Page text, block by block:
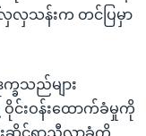
လှလှသန်းက တင်ပြမှာ
ခသည်များ
ဝိုင်းဝန်းထောက်ခံမှုကို
းဆိုင်ရာညီလာခံကို